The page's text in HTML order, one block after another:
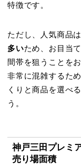
特徴です。
ただし、人気商品
多いため、お目当
間帯を狙うことを
非常に混雑するた
くりと商品を選べ
う。
神戸三田プレミ
売り場面積